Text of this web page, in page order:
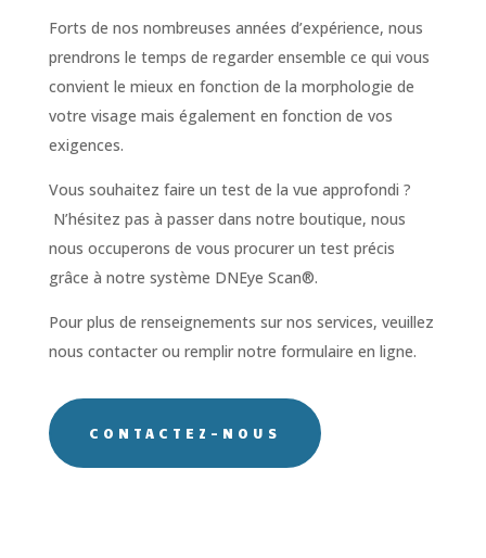
Forts de nos nombreuses années d’expérience, nous
prendrons le temps de regarder ensemble ce qui vous
convient le mieux en fonction de la morphologie de
votre visage mais également en fonction de vos
exigences.
Vous souhaitez faire un test de la vue approfondi ?
N’hésitez pas à passer dans notre boutique, nous
nous occuperons de vous procurer un test précis
grâce à notre système DNEye Scan®.
Pour plus de renseignements sur nos services, veuillez
nous contacter ou remplir notre formulaire en ligne.
CONTACTEZ-NOUS